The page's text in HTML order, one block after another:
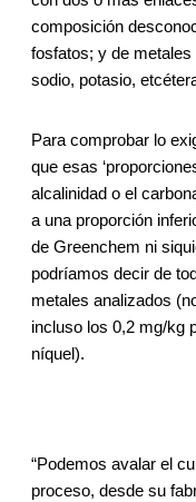
composición
fosfatos; y de
sodio, potasio,
Para comprobar lo
que esas
alcalinidad o el
a una proporción
de Greenchem ni
podríamos decir de
metales analizados
incluso los 0,2 mg/kg
níquel).
“Podemos avalar el
proceso, desde su